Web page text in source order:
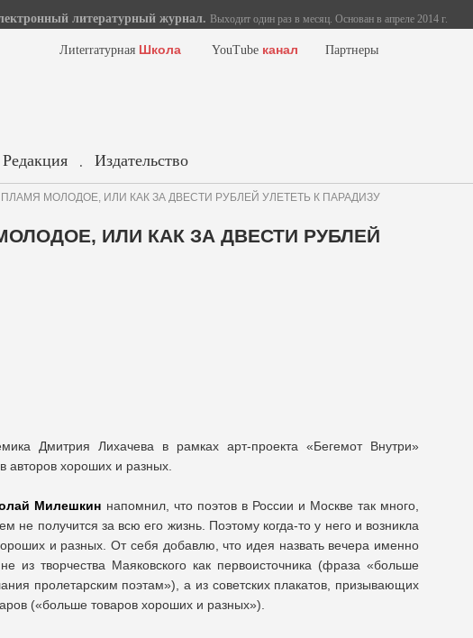
литературный журнал. Выходит один раз в месяц. Основан в апреле 2014 г.
Лиterraтурная Школа YouTube канал Партнеры
Редакция . Издательство
ПЛАМЯ МОЛОДОЕ, ИЛИ КАК ЗА ДВЕСТИ РУБЛЕЙ УЛЕТЕТЬ К ПАРАДИЗУ
ИЛИ КАК ЗА ДВЕСТИ РУБЛЕЙ
Дмитрия Лихачева в рамках арт-проекта «Бегемот Внутри»
авторов хороших и разных.
Милешкин напомнил, что поэтов в России и Москве так много,
не получится за всю его жизнь. Поэтому когда-то у него и возникла
и разных. От себя добавлю, что идея назвать вечера именно
из творчества Маяковского как первоисточника (фраза «больше
пролетарским поэтам»), а из советских плакатов, призывающих
(«больше товаров хороших и разных»).